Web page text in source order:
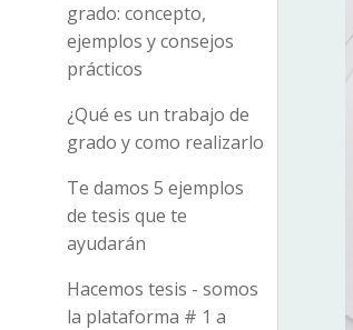
grado: concepto,
ejemplos y consejos
prácticos
¿Qué es un trabajo de
grado y como realizarlo
Te damos 5 ejemplos
de tesis que te
ayudarán
Hacemos tesis - somos
la plataforma # 1 a